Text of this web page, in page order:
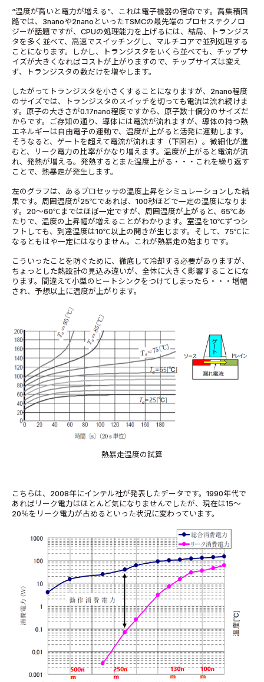
“温度が高いと電力が増える”、これは電子機器の宿命です。高集積回
路では、3nanoや2nanoといったTSMCの最先端のプロセステクノロ
ジーが話題ですが、CPUの処理能力を上げるには、結局、トランジス
タを多く並べて、高速でスイッチングし、マルチコアで並列処理する
ことになります。しかし、トランジスタをいくら並べても、チップサ
イズが大きくなればコストが上がりますので、チップサイズは変え
ず、トランジスタの数だけを増やします。
したがってトランジスタを小さくすることになりますが、2nano程度
のサイズでは、トランジスタのスイッチを切っても電流は流れ続けま
す。原子の大きさが0.17nano程度ですから、原子数十個分のサイズだ
からです。ご存知の通り、導体には電流が流れますが、導体の持つ熱
エネルギーは自由電子の運動で、温度が上がると活発に運動します。
そうなると、ゲートを超えて電流が流れます（下図右）。微細化が進
むと、リーク電力の比率がかなり増えます。温度が上がると電流が流
れ、発熱が増える。発熱するとまた温度上がる・・・これを繰り返す
ことで、熱暴走が発生します。
左のグラフは、あるプロセッサの温度上昇をシミュレーションした結
果です。周囲温度が25℃であれば、100秒ほどで一定の温度になりま
す。20～60℃まではほぼ一定ですが、周囲温度が上がると、65℃あ
たりで、温度の上昇幅が増えることがわかります。室温を10℃ずつシ
フトしても、到達温度は10℃以上の開きが生じます。そして、75℃に
なるともはや一定にはなりません。これが熱暴走の始まりです。
こういったことを防ぐために、徹底して冷却する必要がありますが、
ちょっとした熱設計の見込み違いが、全体に大きく影響することにな
ります。間違えて小型のヒートシンクをつけてしまったら・・・増幅
され、予想以上に温度が上がります。
熱暴走温度の試算
こちら は、 2008年にインテル社が発表したデータです。 1990年代で
あればリーク電力はほとんど気になりませんでしたが、現在は15～
20％をリーク電力が占めるといった状況に変わっています。